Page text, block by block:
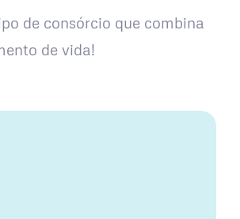
de consórcio que combina
de vida!